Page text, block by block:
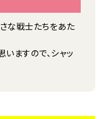
な戦士たちをあた
ますので、シャッ